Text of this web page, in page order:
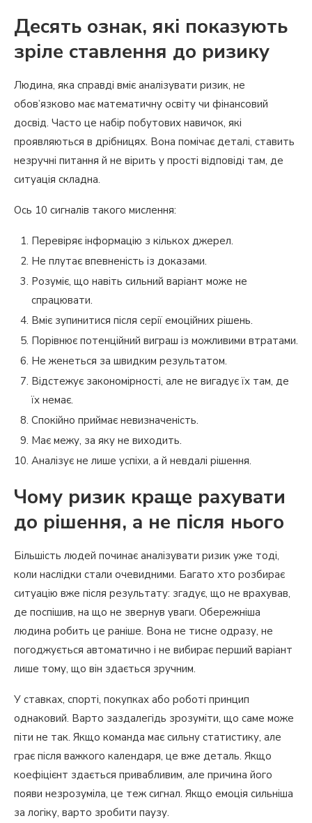
Десять ознак, які показують
зріле ставлення до ризику
Людина, яка справді вміє аналізувати ризик, не
обов’язково має математичну освіту чи фінансовий
досвід. Часто це набір побутових навичок, які
проявляються в дрібницях. Вона помічає деталі, ставить
незручні питання й не вірить у прості відповіді там, де
ситуація складна.
Ось 10 сигналів такого мислення:
Перевіряє інформацію з кількох джерел.
Не плутає впевненість із доказами.
Розуміє, що навіть сильний варіант може не
спрацювати.
Вміє зупинитися після серії емоційних рішень.
Порівнює потенційний виграш із можливими втратами.
Не женеться за швидким результатом.
Відстежує закономірності, але не вигадує їх там, де
їх немає.
Спокійно приймає невизначеність.
Має межу, за яку не виходить.
Аналізує не лише успіхи, а й невдалі рішення.
Чому ризик краще рахувати
до рішення, а не після нього
Більшість людей починає аналізувати ризик уже тоді,
коли наслідки стали очевидними. Багато хто розбирає
ситуацію вже після результату: згадує, що не врахував,
де поспішив, на що не звернув уваги. Обережніша
людина робить це раніше. Вона не тисне одразу, не
погоджується автоматично і не вибирає перший варіант
лише тому, що він здається зручним.
У ставках, спорті, покупках або роботі принцип
однаковий. Варто заздалегідь зрозуміти, що саме може
піти не так. Якщо команда має сильну статистику, але
грає після важкого календаря, це вже деталь. Якщо
коефіцієнт здається привабливим, але причина його
появи незрозуміла, це теж сигнал. Якщо емоція сильніша
за логіку, варто зробити паузу.